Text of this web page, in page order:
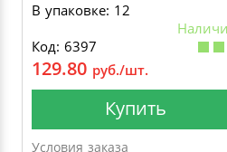
В упаковке: 12
Код: 6397
129.80 руб./шт.
Купить
Условия заказа